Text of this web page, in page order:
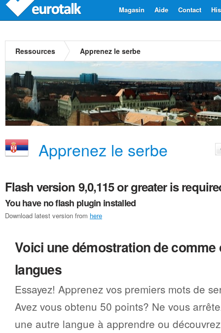
Contact
Aide
Magasin
Ressources Apprenez le serbe
Apprenez le serbe
Flash version 9,0,115 or greater is
You have no flash plugin installed
Download latest version from here
Voici une démostration de comme
langues
Essayez! Apprenez vos premiers mots de
Avez vous obtenu 50 points? Ne vous
une autre langue à apprendre ou